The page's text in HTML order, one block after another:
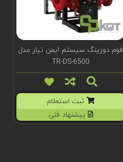
فوم دوزینگ سیستم ایمن تیار مدل
TR-DS-6500
ثبت استعلام
پیشنهاد فنی